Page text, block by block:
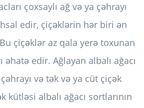
çoxsaylı ağ və ya çəhrayı
edir, çiçəklərin hər biri ən
çiçəklər az qala yerə toxunan
əhatə edir. Ağlayan albalı ağacı
və tək və ya cüt çiçək
kütləsi albalı ağacı sortlarının